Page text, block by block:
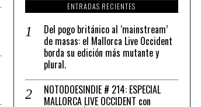
ENTRADAS RECIENTES
Del pogo británico al ‘mainstream’
de masas: el Mallorca Live Occident
borda su edición más mutante y
plural.
NOTODOESINDIE # 214: ESPECIAL
MALLORCA LIVE OCCIDENT con